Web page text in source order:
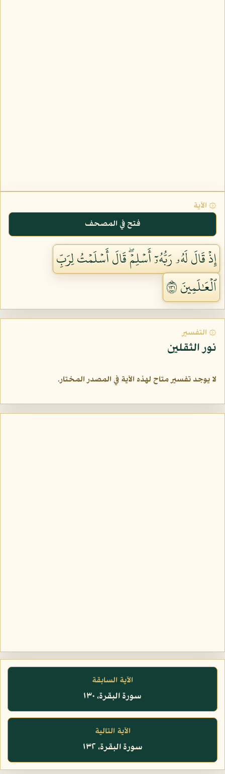
۞ الآية
فتح في المصحف
إِذۡ قَالَ لَهُۥ رَبُّهُۥٓ أَسۡلِمۡۖ قَالَ أَسۡلَمۡتُ لِرَبِّ
ٱلۡعَٰلَمِينَ ١٣١
۞ التفسير
نور الثقلين
لا يوجد تفسير متاح لهذه الآية في المصدر المختار.
الآية السابقة
سورة البقرة، ١٣٠
الآية التالية
سورة البقرة، ١٣٢